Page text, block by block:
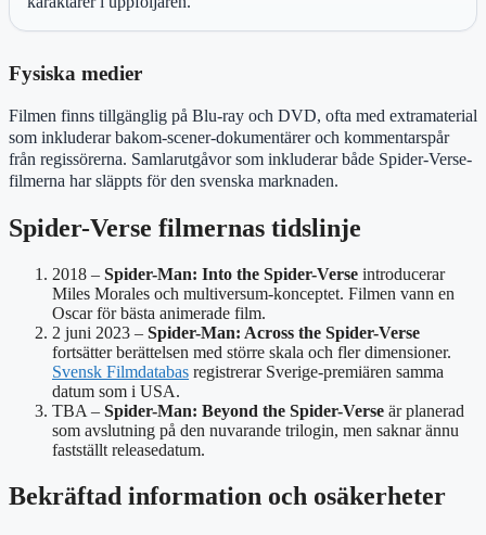
Fysiska medier
Filmen finns tillgänglig på Blu-ray och DVD, ofta med extramaterial
som inkluderar bakom-scener-dokumentärer och kommentarspår
från regissörerna. Samlarutgåvor som inkluderar både Spider-Verse-
filmerna har släppts för den svenska marknaden.
Spider-Verse filmernas tidslinje
2018 – Spider-Man: Into the Spider-Verse introducerar
Miles Morales och multiversum-konceptet. Filmen vann en
Oscar för bästa animerade film.
2 juni 2023 – Spider-Man: Across the Spider-Verse
fortsätter berättelsen med större skala och fler dimensioner.
Svensk Filmdatabas registrerar Sverige-premiären samma
datum som i USA.
TBA – Spider-Man: Beyond the Spider-Verse är planerad
som avslutning på den nuvarande trilogin, men saknar ännu
fastställt releasedatum.
Bekräftad information och osäkerheter